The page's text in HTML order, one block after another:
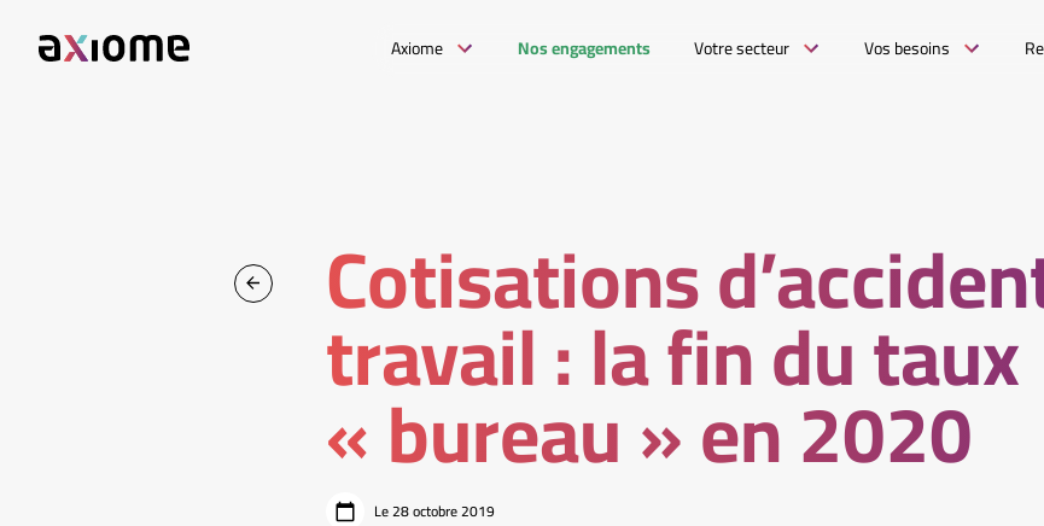
Axiome Nos engagements Votre secteur Vos besoins
Cotisations
travail : la fin du taux
« bureau » en 2020
Le 28 octobre 2019